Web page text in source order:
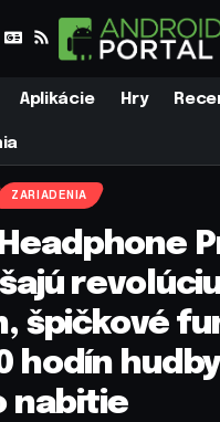
Aplikácie Hry
ZARIADENIA
špičkové
hodín
nabitie